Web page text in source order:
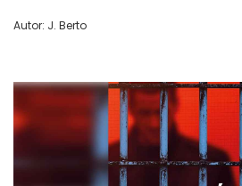
Autor: J. Berto